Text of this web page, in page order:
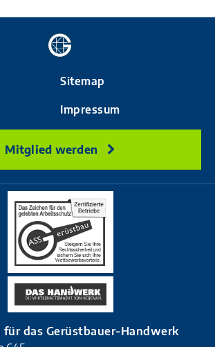
Zur
Startseite
Sitemap
Impressum
Mitglied werden
für das Gerüstbauer-Handwerk